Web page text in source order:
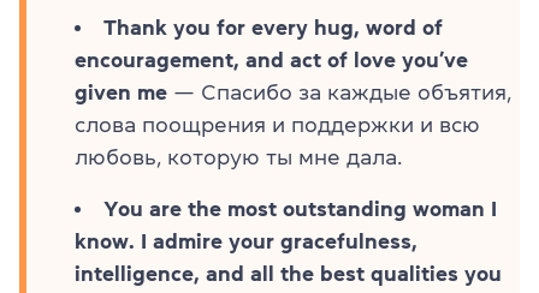
Thank you for every hug, word of
encouragement, and act of love you’ve
given me — Спасибо за каждые объятия,
слова поощрения и поддержки и всю
любовь, которую ты мне дала.
You are the most outstanding woman I
know. I admire your gracefulness,
intelligence, and all the best qualities you